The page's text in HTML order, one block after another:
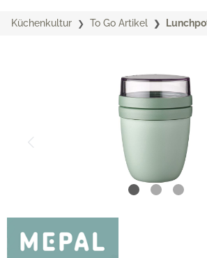
Küchenkultur To Go Artikel